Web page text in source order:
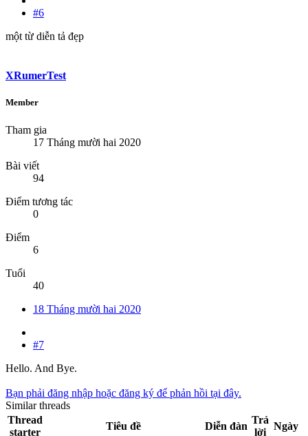
#6
một từ diễn tả đẹp
XRumerTest
Member
Tham gia
17 Tháng mười hai 2020
Bài viết
94
Điểm tương tác
0
Điểm
6
Tuổi
40
18 Tháng mười hai 2020
#7
Hello. And Bye.
Bạn phải đăng nhập hoặc đăng ký để phản hồi tại đây.
Similar threads
Thread
starter
Tiêu đề Diễn đàn
Trả
lời
Ngày